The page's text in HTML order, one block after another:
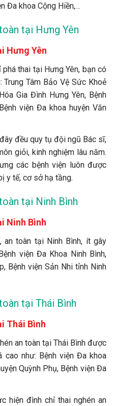
Đa khoa Cộng Hiền,…
tại Hưng Yên
Hưng Yên
thai tại Hưng Yên, bạn có
Tâm Bảo Vệ Sức Khoẻ
Gia Đình Hưng Yên, Bệnh
viện Đa khoa huyện Văn
đều quy tụ đội ngũ Bác sĩ,
giỏi, kinh nghiệm lâu năm.
các bệnh viện luôn được
y tế, cơ sở hạ tầng.
tại Ninh Bình
Ninh Bình
an toàn tại Ninh Bình, ít gây
viện Đa Khoa Ninh Bình,
Bệnh viện Sản Nhi tỉnh Ninh
tại Thái Bình
Thái Bình
an toàn tại Thái Bình được
cao như: Bệnh viện Đa khoa
Quỳnh Phụ, Bệnh viện Đa
hiện đình chỉ thai nghén an